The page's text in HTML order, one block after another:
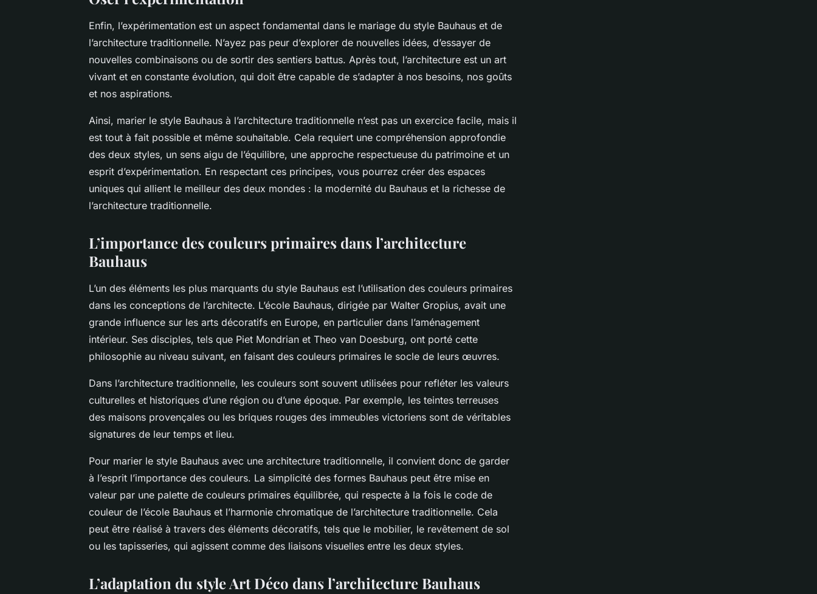
Enfin, l’expérimentation est un aspect fondamental dans le mariage du style Bauhaus et de
l’architecture traditionnelle. N’ayez pas peur d’explorer de nouvelles idées, d’essayer de
nouvelles combinaisons ou de sortir des sentiers battus. Après tout, l’architecture est un art
vivant et en constante évolution, qui doit être capable de s’adapter à nos besoins, nos goûts
et nos aspirations.
Ainsi, marier le style Bauhaus à l’architecture traditionnelle n’est pas un exercice facile, mais il
est tout à fait possible et même souhaitable. Cela requiert une compréhension approfondie
des deux styles, un sens aigu de l’équilibre, une approche respectueuse du patrimoine et un
esprit d’expérimentation. En respectant ces principes, vous pourrez créer des espaces
uniques qui allient le meilleur des deux mondes : la modernité du Bauhaus et la richesse de
l’architecture traditionnelle.
L’importance des couleurs primaires dans l’architecture
Bauhaus
L’un des éléments les plus marquants du style Bauhaus est l’utilisation des couleurs primaires
dans les conceptions de l’architecte. L’école Bauhaus, dirigée par Walter Gropius, avait une
grande influence sur les arts décoratifs en Europe, en particulier dans l’aménagement
intérieur. Ses disciples, tels que Piet Mondrian et Theo van Doesburg, ont porté cette
philosophie au niveau suivant, en faisant des couleurs primaires le socle de leurs œuvres.
Dans l’architecture traditionnelle, les couleurs sont souvent utilisées pour refléter les valeurs
culturelles et historiques d’une région ou d’une époque. Par exemple, les teintes terreuses
des maisons provençales ou les briques rouges des immeubles victoriens sont de véritables
signatures de leur temps et lieu.
Pour marier le style Bauhaus avec une architecture traditionnelle, il convient donc de garder
à l’esprit l’importance des couleurs. La simplicité des formes Bauhaus peut être mise en
valeur par une palette de couleurs primaires équilibrée, qui respecte à la fois le code de
couleur de l’école Bauhaus et l’harmonie chromatique de l’architecture traditionnelle. Cela
peut être réalisé à travers des éléments décoratifs, tels que le mobilier, le revêtement de sol
ou les tapisseries, qui agissent comme des liaisons visuelles entre les deux styles.
L’adaptation du style Art Déco dans l’architecture Bauhaus